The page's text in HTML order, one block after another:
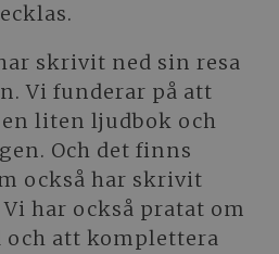
skrivit ned sin resa
Vi funderar på att
liten ljudbok och
Och det finns
också har skrivit
har också pratat om
och att komplettera